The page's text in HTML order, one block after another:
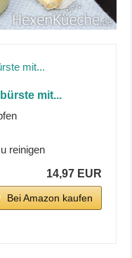
mit...
reinigen
14,97 EUR
Bei Amazon kaufen